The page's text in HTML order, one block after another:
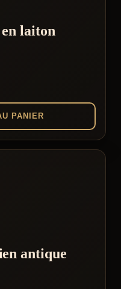
en laiton
PANIER
antique